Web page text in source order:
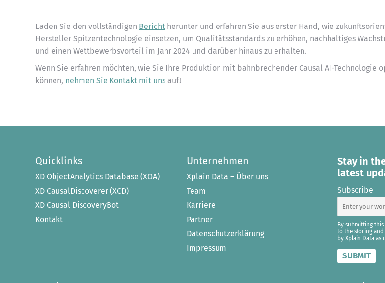
Laden Sie den vollständigen Bericht herunter und erfahren Sie aus erster Hand, wie
Hersteller Spitzentechnologie einsetzen, um Qualitätsstandards zu erhöhen, nachhaltiges
und einen Wettbewerbsvorteil im Jahr 2024 und darüber hinaus zu erhalten.
Wenn Sie erfahren möchten, wie Sie Ihre Produktion mit bahnbrechender Causal AI-Technologie
können, nehmen Sie Kontakt mit uns auf!
Quicklinks
XD ObjectAnalytics Database (XOA)
XD CausalDiscoverer (XCD)
XD Causal DiscoveryBot
Kontakt
Unternehmen
Xplain Data – Über uns
Team
Karriere
Partner
Datenschutzerklärung
Impressum
Stay in
latest
Subscribe
By submitting
to the storing
by Xplain Data